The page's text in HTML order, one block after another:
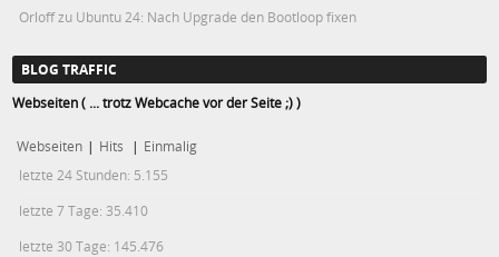
Orloffzu Ubuntu 24: Nach Upgrade den Bootloop fixen
BLOG TRAFFIC
Webseiten ( ... trotz Webcache vor der Seite ;) )
Webseiten | Hits | Einmalig
letzte 24 Stunden: 5.155
letzte 7 Tage: 35.410
letzte 30 Tage: 145.476